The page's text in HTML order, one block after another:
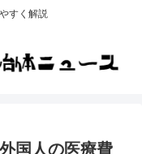
すく解説
国人の医療費